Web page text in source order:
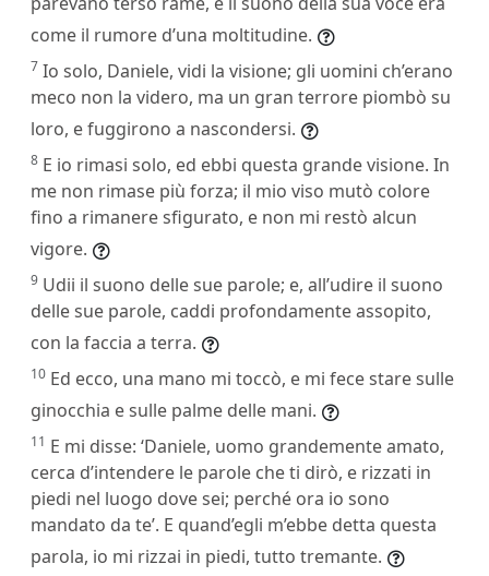
come il rumore d’una moltitudine.
7 Io solo, Daniele, vidi la visione; gli uomini ch’erano
meco non la videro, ma un gran terrore piombò su
loro, e fuggirono a nascondersi.
8 E io rimasi solo, ed ebbi questa grande visione. In
me non rimase più forza; il mio viso mutò colore
fino a rimanere sfigurato, e non mi restò alcun
vigore.
9 Udii il suono delle sue parole; e, all’udire il suono
delle sue parole, caddi profondamente assopito,
con la faccia a terra.
10 Ed ecco, una mano mi toccò, e mi fece stare sulle
ginocchia e sulle palme delle mani.
11 E mi disse: ‘Daniele, uomo grandemente amato,
cerca d’intendere le parole che ti dirò, e rizzati in
piedi nel luogo dove sei; perché ora io sono
mandato da te’. E quand’egli m’ebbe detta questa
parola, io mi rizzai in piedi, tutto tremante.